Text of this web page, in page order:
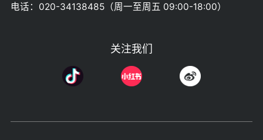
电话：020-34138485（周一至周五 09:00-18:00）
关注我们